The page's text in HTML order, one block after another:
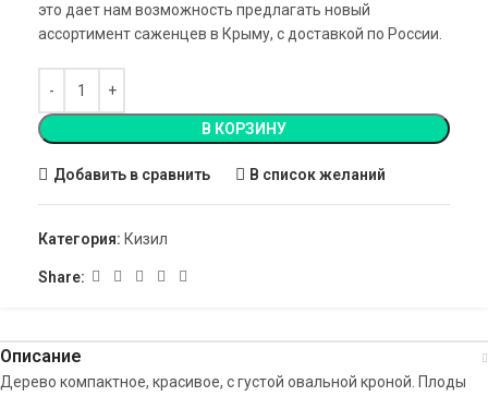
это дает нам возможность предлагать новый
ассортимент саженцев в Крыму, с доставкой по России.
В КОРЗИНУ
Добавить в сравнить В список желаний
Категория: Кизил
Share:
Описание
Дерево компактное, красивое, с густой овальной кроной. Плоды